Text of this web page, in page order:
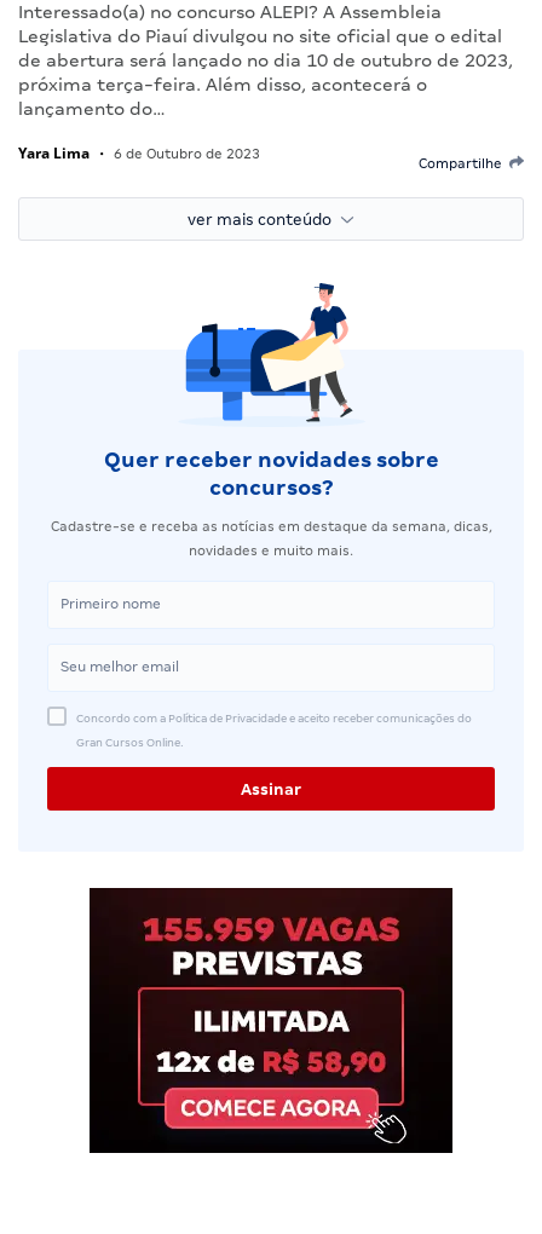
Interessado(a) no concurso ALEPI? A Assembleia
Legislativa do Piauí divulgou no site oficial que o edital
de abertura será lançado no dia 10 de outubro de 2023,
próxima terça-feira. Além disso, acontecerá o
lançamento do…
Yara Lima • 6 de Outubro de 2023
Compartilhe
ver mais conteúdo
Quer receber novidades sobre
concursos?
Cadastre-se e receba as notícias em destaque da semana, dicas,
novidades e muito mais.
Concordo com a Política de Privacidade e aceito receber comunicações do
Gran Cursos Online.